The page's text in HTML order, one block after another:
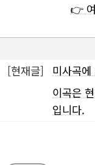
👉
[현재글]
미사곡
이곡은
입니다.